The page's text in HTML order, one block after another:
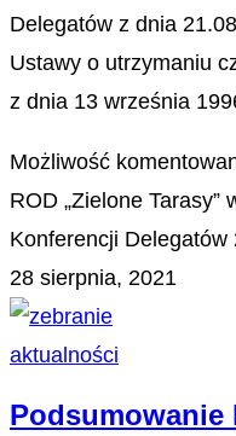
Delegatów z dnia
Ustawy o utrzymaniu
z dnia 13 września
Możliwość
ROD „Zielone
Konferencji Delegatów
28 sierpnia, 2021
aktualności
Podsumowanie